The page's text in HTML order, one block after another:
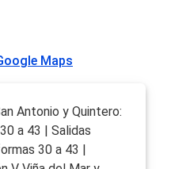
Maps
Antonio y Quintero:
a 43 | Salidas
30 a 43 |